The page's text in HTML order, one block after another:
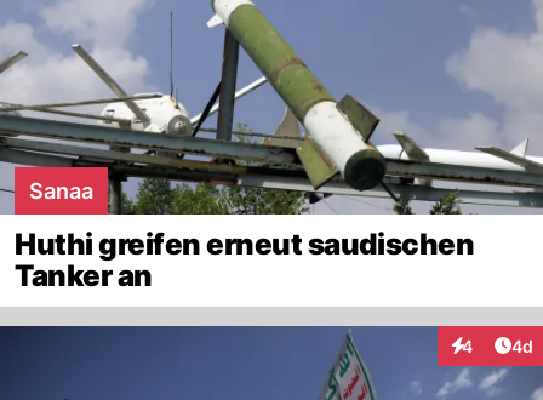
Sanaa
Huthi greifen erneut saudischen
Tanker an
4 4d